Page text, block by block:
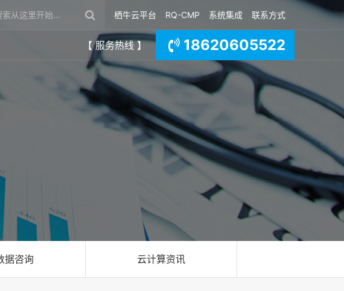
栖牛云平台 RQ-CMP 系统集成 联系方式
【 服务热线 】 18620605522
据咨询 云计算资讯